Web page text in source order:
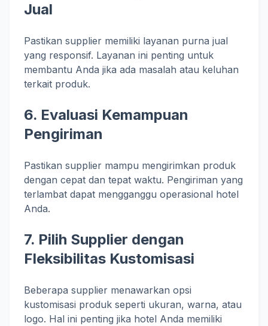
Jual
Pastikan supplier memiliki layanan purna jual
yang responsif. Layanan ini penting untuk
membantu Anda jika ada masalah atau keluhan
terkait produk.
6. Evaluasi Kemampuan
Pengiriman
Pastikan supplier mampu mengirimkan produk
dengan cepat dan tepat waktu. Pengiriman yang
terlambat dapat mengganggu operasional hotel
Anda.
7. Pilih Supplier dengan
Fleksibilitas Kustomisasi
Beberapa supplier menawarkan opsi
kustomisasi produk seperti ukuran, warna, atau
logo. Hal ini penting jika hotel Anda memiliki